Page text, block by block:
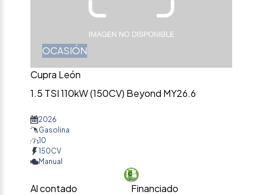
OCASIÓN
Cupra León
1.5 TSI 110kW (150CV) Beyond MY26.6
2026
Gasolina
10
150CV
Manual
Al contado
Financiado